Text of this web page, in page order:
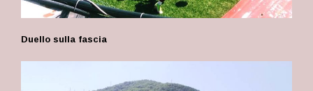
Duello sulla fascia